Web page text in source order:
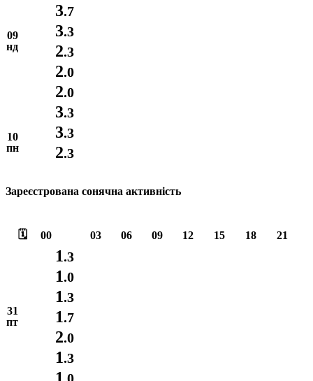
09
нд
3.7
3.3
2.3
2.0
2.0
3.3
10
пн
3.3
2.3
Зареєстрована сонячна активність
🗓️ 00 03 06 09 12 15 18 21
31
пт
1.3
1.0
1.3
1.7
2.0
1.3